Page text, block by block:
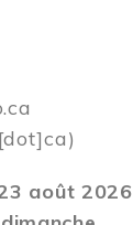
août 2026